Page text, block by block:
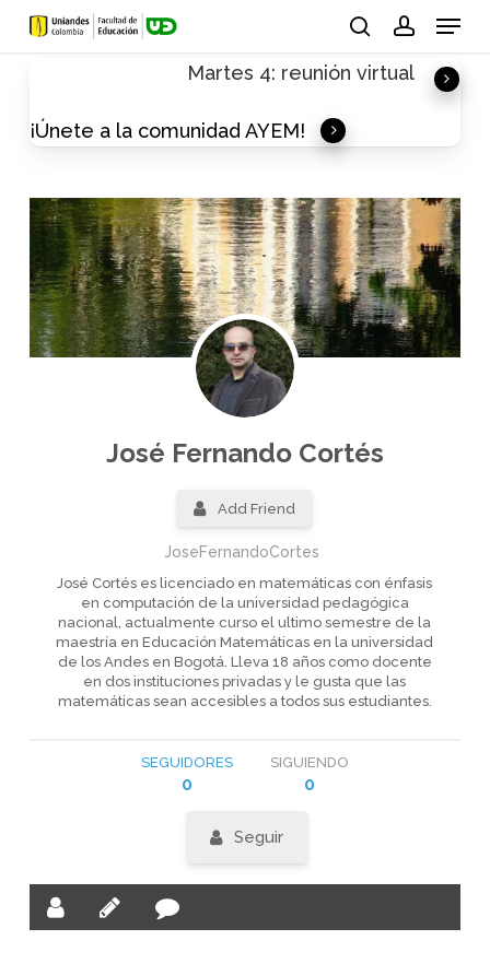
Skip
Menu
Martes 4: reunión virtual
¡Únete a la comunidad AYEM!
José Fernando Cortés
Add Friend
JoseFernandoCortes
José Cortés es licenciado en matemáticas con énfasis
en computación de la universidad pedagógica
nacional, actualmente curso el ultimo semestre de la
maestría en Educación Matemáticas en la universidad
de los Andes en Bogotá. Lleva 18 años como docente
en dos instituciones privadas y le gusta que las
matemáticas sean accesibles a todos sus estudiantes.
SEGUIDORES
0
SIGUIENDO
0
Seguir